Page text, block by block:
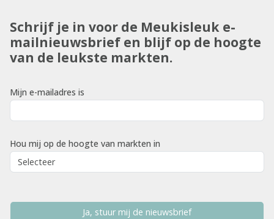
Schrijf je in voor de Meukisleuk e-
mailnieuwsbrief en blijf op de hoogte
van de leukste markten.
Mijn e-mailadres is
Hou mij op de hoogte van markten in
Ja, stuur mij de nieuwsbrief